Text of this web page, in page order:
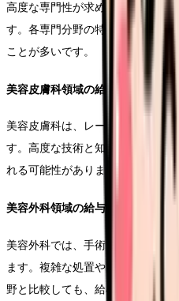
高度な専門性が求められる分野ほ
す。各専門分野の特性や技術的な
ことが多いです。
美容皮膚科領域の給与
美容皮膚科は、レーザー治療や最
す。高度な技術と知識を持つ看護
れる可能性があります。
美容外科領域の給与モデル
美容外科では、手術に関わる看護
ます。複雑な処置や高度な看護技
野と比較しても、給与水準は高い